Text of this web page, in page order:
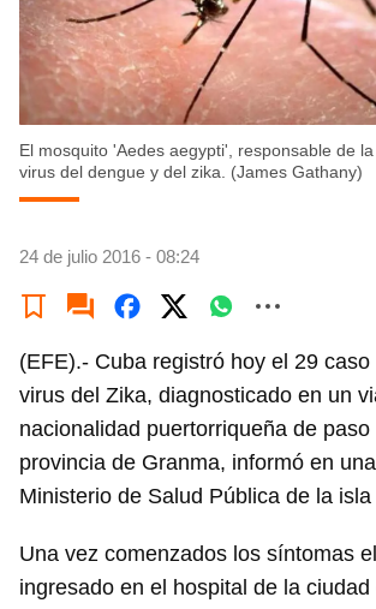
El mosquito 'Aedes aegypti', responsable de
virus del dengue y del zika. (James Gathany)
24 de julio 2016 - 08:24
(EFE).- Cuba registró hoy el 29 caso
virus del Zika, diagnosticado en un
nacionalidad puertorriqueña de paso
provincia de Granma, informó en
Ministerio de Salud Pública de la
Una vez comenzados los síntomas
ingresado en el hospital de la